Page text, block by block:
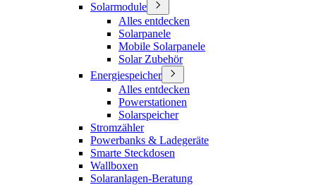
Solarmodule
Alles entdecken
Solarpanele
Mobile Solarpanele
Solar Zubehör
Energiespeicher
Alles entdecken
Powerstationen
Solarspeicher
Stromzähler
Powerbanks & Ladegeräte
Smarte Steckdosen
Wallboxen
Solaranlagen-Beratung